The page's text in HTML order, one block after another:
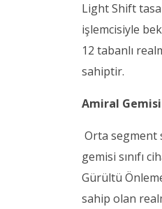
Light Shift
işlemcisiyle
12 tabanlı
sahiptir.
Amiral
Orta segment
gemisi sınıfı
Gürültü
sahip olan